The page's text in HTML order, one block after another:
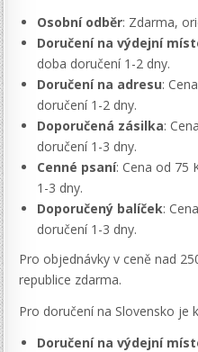
Osobní odběr: Zdarma,
Doručení na výdejní
doba doručení 1-2 dny.
Doručení na adresu:
doručení 1-2 dny.
Doporučená zásilka:
doručení 1-3 dny.
Cenné psaní: Cena od 75
1-3 dny.
Doporučený balíček:
doručení 1-3 dny.
Pro objednávky v ceně nad
republice zdarma.
Pro doručení na Slovensko je
Doručení na výdejní